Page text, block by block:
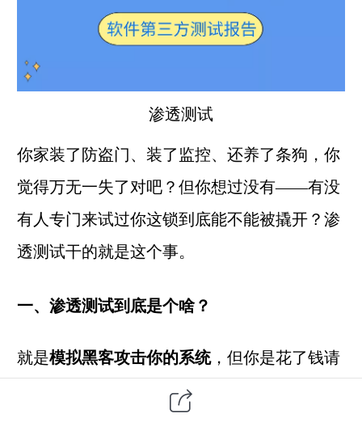
渗透测试
你家装了防盗门、装了监控、还养了条狗，你
觉得万无一失了对吧？但你想过没有——有没
有人专门来试过你这锁到底能不能被撬开？渗
透测试干的就是这个事。
一、渗透测试到底是个啥？
就是模拟黑客攻击你的系统，但你是花了钱请
人家来的。你自己测自己，永远觉得"挺安全